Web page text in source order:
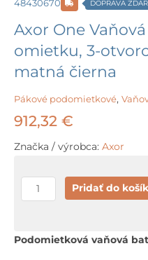
48430670 DOPRAVA
Axor One
omietku, 3-
matná čierna
Pákové podomietkové,
912,32 €
Značka / výrobca: Axor
množstvo
Axor
Vaňová
Pridať do
Podomietková vaňová